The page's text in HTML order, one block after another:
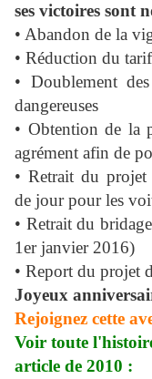
ses victoires sont
• Abandon de la
• Réduction du
• Doublement
dangereuses
• Obtention de la
agrément afin de
• Retrait du projet
de jour pour les
• Retrait du
1er janvier 2016)
• Report du projet
Joyeux
Rejoignez cette
Voir toute
article de 2010 :